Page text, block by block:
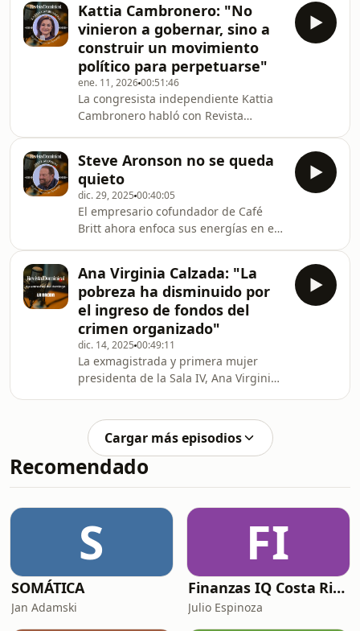
jugador con más partidos en la
historia de la Selección habló
con Revista Dominical sobre volver a
vestir la tricolor, la posibilidad de que
estemos perdiendo el respeto de
otras selecciones y su decisión entre
ser entrenador o gerente deportivo
tras re
Kattia Cambronero: "No
vinieron a gobernar, sino a
construir un movimiento
político para perpetuarse"
ene. 11, 202600:51:46
La congresista independiente Kattia
Cambronero habló con Revista
política de amedrentamiento
implementada por el gobierno de
Rodrigo Chaves, aseguró que el
Ejecutivo busca 40 diputados para
perpetuarse en el poder, y advirtió
que la sociedad costarricense está
prefiriendo el show, el circo y la
violencia antes que el diálo
Steve Aronson no se queda
quieto
dic. 29, 2025 00:40:05
El empresario cofundador de Café
Britt ahora enfoca sus energías en el
que nos cuenta en esta entrevista,
donde confiesa que quiso ser actor
shakespeareano.
Ana Virginia Calzada: "La
pobreza ha disminuido por
el ingreso de fondos del
crimen organizado"
dic. 14, 2025 00:49:11
La exmagistrada y primera mujer
presidenta de la Sala IV, Ana Virginia
Social. En entrevista con ‘Revista
Dominical’, la exjueza habló sobre las
problemáticas del Poder Judicial, la
reducción en la inversión social, y las
lujo&quot;. Además, se le consultó si
su pensión califica como &quot;de l
Cargar más episodios
Recomendado
S
SOMÁTICA
Jan Adamski
FI
Finanzas IQ Costa Rica
Julio Espinoza